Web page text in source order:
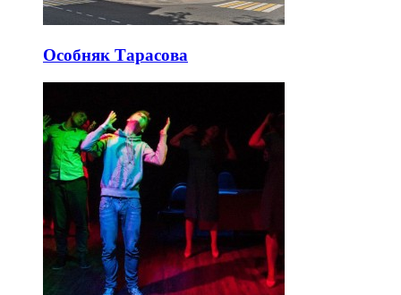
Особняк Тарасова